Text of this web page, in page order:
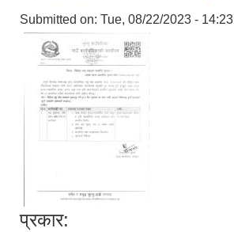
Submitted on: Tue, 08/22/2023 - 14:23
प्रकार: